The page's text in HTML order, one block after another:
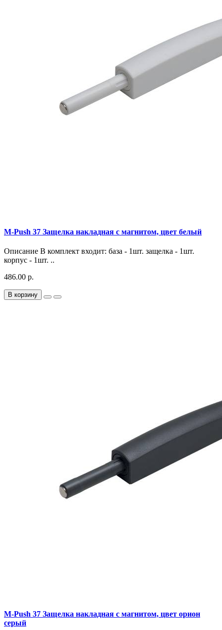
M-Push 37 Защелка накладная с магнитом, цвет белый
Описание В комплект входит: база - 1шт. защелка - 1шт.
корпус - 1шт. ..
486.00 р.
В корзину
M-Push 37 Защелка накладная с магнитом, цвет орион
серый